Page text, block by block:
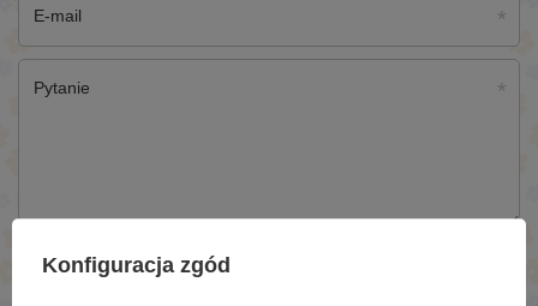
E-mail
Pytanie
Konfiguracja zgód